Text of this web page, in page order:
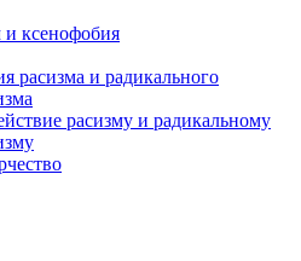
ксенофобия
расизма и радикального
расизму и радикальному